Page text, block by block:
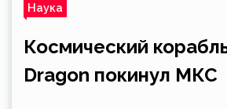
Наука
Космический
Dragon покинул МКС